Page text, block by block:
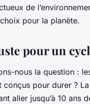
de
pour la planète.
pour un
nous la question :
pour durer ?
aller jusqu’à 10 ans